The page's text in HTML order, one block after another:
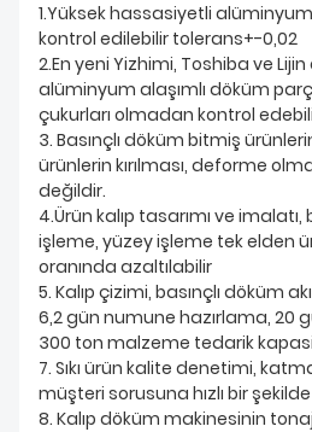
1.Yüksek hassasiyetli
kontrol edilebilir tolerans+-0,02
2.En yeni Yizhimi, Toshiba ve
alüminyum alaşımlı döküm
çukurları olmadan kontrol
3. Basınçlı döküm bitmiş
ürünlerin kırılması, deforme
değildir.
4.Ürün kalıp tasarımı ve imalatı,
işleme, yüzey işleme tek elden
oranında azaltılabilir
5. Kalıp çizimi, basınçlı döküm
6,2 gün numune hazırlama, 20
300 ton malzeme tedarik
7. Sıkı ürün kalite denetimi,
müşteri sorusuna hızlı bir
8. Kalıp döküm makinesinin